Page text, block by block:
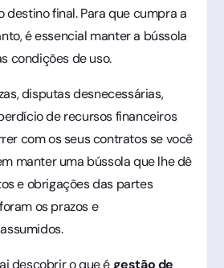
destino final. Para que cumpra a
é essencial manter a bússola
condições de uso.
disputas desnecessárias,
de recursos financeiros
com os seus contratos se você
manter uma bússola que lhe dê
e obrigações das partes
os prazos e
descobrir o que égestão de